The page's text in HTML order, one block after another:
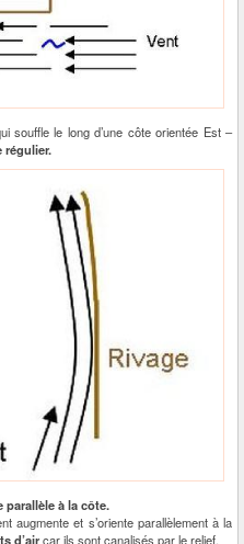
souffle le long d’une côte orientée Est –
régulier.
parallèle à la côte.
augmente et s’oriente parallèlement à la
d’aircar ils sont canalisés par le relief.